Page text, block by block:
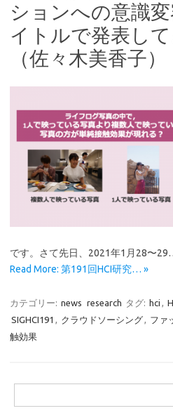
ションへの意識
イトルで発表し
（佐々木美香子）
です。さて先日、2021年1月28〜
Read More: 第191回HCI研究… »
カテゴリー: news research タグ: hci ,
SIGHCI191 , クラウドソーシング, ファ
触効果
索: